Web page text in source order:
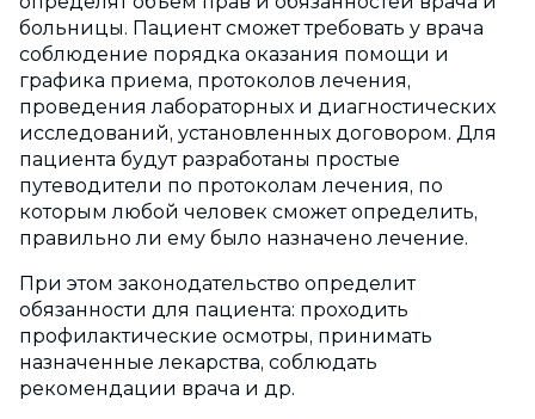
больницы. Пациент сможет требовать у врача
соблюдение порядка оказания помощи и
графика приема, протоколов лечения,
проведения лабораторных и диагностических
исследований, установленных договором. Для
пациента будут разработаны простые
путеводители по протоколам лечения, по
которым любой человек сможет определить,
правильно ли ему было назначено лечение.
При этом законодательство определит
обязанности для пациента: проходить
профилактические осмотры, принимать
назначенные лекарства, соблюдать
рекомендации врача и др.